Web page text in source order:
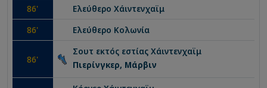
86' Ελεύθερο Χάιντενχαϊμ
86' Ελεύθερο Κολωνία
86'
Σουτ εκτός εστίας Χάιντενχαϊμ
Πιερίνγκερ, Μάρβιν